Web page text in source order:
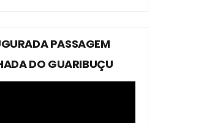
PASSAGEM
DO GUARIBUÇU